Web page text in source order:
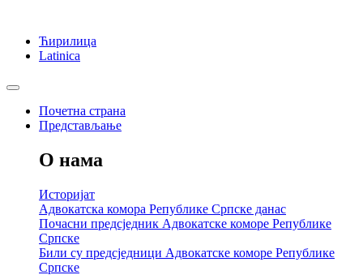
Ћирилица
Latinica
Почетна страна
Представљање
О нама
Историјат
Адвокатска комора Републике Српске данас
Почасни предсједник Адвокатске коморе Републике
Српске
Били су предсједници Адвокатске коморе Републике
Српске